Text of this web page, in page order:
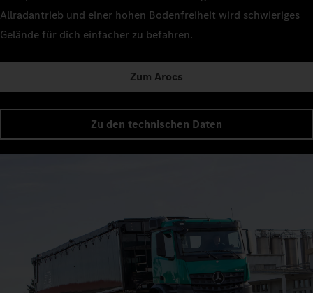
Allradantrieb und einer hohen Bodenfreiheit wird schwieriges
Gelände für dich einfacher zu befahren.
Zum Arocs
Zu den technischen Daten